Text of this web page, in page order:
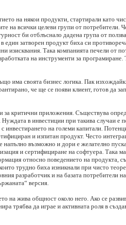
на някои продукти, стартирали като
на всички целеви групи от потребители.
би отблъснало дадена група от
затворен продукт биха си
Така компанията печели от
на инструменти за
има своята бизнес логика. Пак
че ще се появи клиент, готов да
за критични приложения. Съществува
в инвестиции при такива случаи е
на големи капитали.
и изпитан продукт. Често
напълно възможно и дори е желателно
и сертифициране на софтуера. Така
относно поведението на продукта,
трудно биха изникнали при чисто
разработчик и на базата потребители
версия.
на жива общност около него. Ако се
трябва да играе и активната роля в